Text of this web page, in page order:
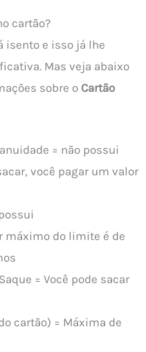
cartão?
isento e isso já lhe
Mas veja abaixo
sobre o Cartão
= não possui
você pagar um valor
máximo do limite é de
= Você pode sacar
cartão) = Máxima de